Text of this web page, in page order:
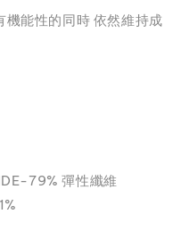
能性的同時 依然維持成
79% 彈性纖維